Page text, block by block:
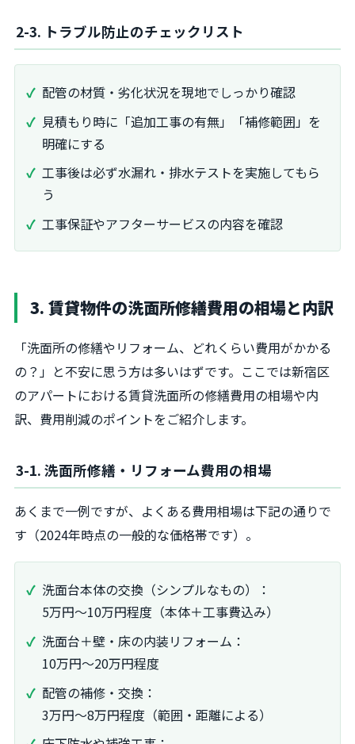
2-3. トラブル防止のチェックリスト
配管の材質・劣化状況を現地でしっかり確認
見積もり時に「追加工事の有無」「補修範囲」を
明確にする
工事後は必ず水漏れ・排水テストを実施してもら
う
工事保証やアフターサービスの内容を確認
3. 賃貸物件の洗面所修繕費用の相場と内訳
「洗面所の修繕やリフォーム、どれくらい費用がかかる
の？」と不安に思う方は多いはずです。ここでは新宿区
のアパートにおける賃貸洗面所の修繕費用の相場や内
訳、費用削減のポイントをご紹介します。
3-1. 洗面所修繕・リフォーム費用の相場
あくまで一例ですが、よくある費用相場は下記の通りで
す（2024年時点の一般的な価格帯です）。
洗面台本体の交換（シンプルなもの）：
5万円～10万円程度（本体＋工事費込み）
洗面台＋壁・床の内装リフォーム：
10万円～20万円程度
配管の補修・交換：
3万円～8万円程度（範囲・距離による）